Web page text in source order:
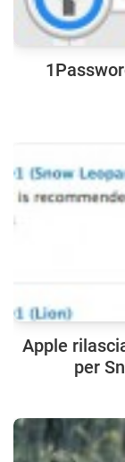
Apple
per